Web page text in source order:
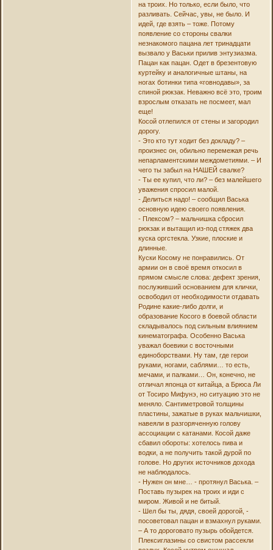
на троих. Но только, если было, что
разливать. Сейчас, увы, не было. И
идей, где взять – тоже. Потому
появление со стороны свалки
незнакомого пацана лет тринадцати
вызвало у Васьки прилив энтузиазма.
Пацан как пацан. Одет в брезентовую
куртейку и аналогичные штаны, на
ногах ботинки типа «говнодавы», за
спиной рюкзак. Неважно всё это, троим
взрослым отказать не посмеет, мал
еще!
Косой отлепился от стены и загородил
дорогу.
- Это кто тут ходит без докладу? –
произнес он, обильно перемежая речь
непарламентскими междометиями. – И
чего ты забыл на НАШЕЙ свалке?
- Ты ее купил, что ли? – без малейшего
уважения спросил малой.
- Делиться надо! – сообщил Васька
основную идею своего появления.
- Плексом? – мальчишка сбросил
рюкзак и вытащил из-под стяжек два
куска оргстекла. Узкие, плоские и
длинные.
Куски Косому не понравились. От
армии он в своё время откосил в
прямом смысле слова: дефект зрения,
послуживший основанием для клички,
освободил от необходимости отдавать
Родине какие-либо долги, и
образование Косого в боевой области
складывалось под сильным влиянием
кинематографа. Особенно Васька
уважал боевики с восточными
единоборствами. Ну там, где герои
руками, ногами, саблями… то есть,
мечами, и палками… Он, конечно, не
отличал японца от китайца, а Брюса Ли
от Тосиро Мифунэ, но ситуацию это не
меняло. Сантиметровой толщины
пластины, зажатые в руках мальчишки,
навеяли в разгоряченную голову
ассоциации с катанами. Косой даже
сбавил обороты: хотелось пива и
водки, а не получить такой дурой по
голове. Но других источников дохода
не наблюдалось.
- Нужен он мне… - протянул Васька. –
Поставь пузырек на троих и иди с
миром. Живой и не битый.
- Шел бы ты, дядя, своей дорогой, -
посоветовал пацан и взмахнул руками.
– А то дороговато пузырь обойдется.
Плексиглазины со свистом рассекли